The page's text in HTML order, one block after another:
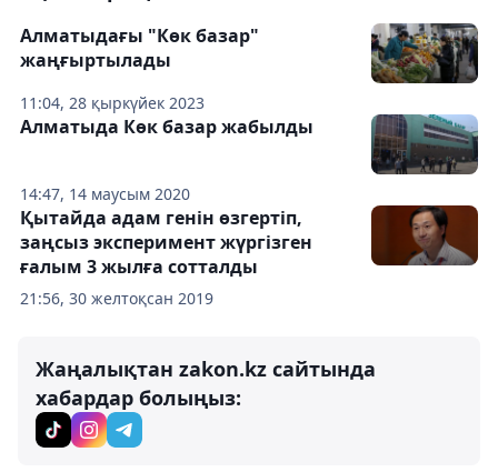
11:04, 28 қыркүйек 2023
Алматыдағы "Көк базар"
жаңғыртылады
14:47, 14 маусым 2020
Алматыда Көк базар жабылды
21:56, 30 желтоқсан 2019
Қытайда адам генін өзгертіп,
заңсыз эксперимент жүргізген
ғалым 3 жылға сотталды
Жаңалықтан zakon.kz сайтында
хабардар болыңыз: